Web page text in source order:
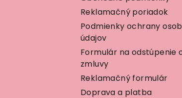
Reklamačný poriadok
Podmienky ochrany
údajov
Formulár na odstúpenie
zmluvy
Reklamačný formulár
Doprava a platba